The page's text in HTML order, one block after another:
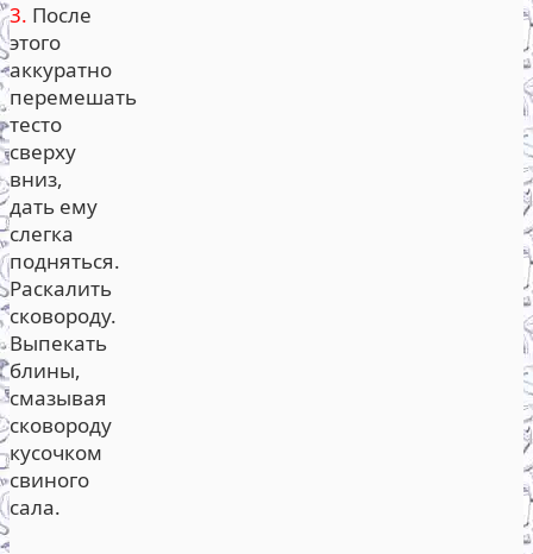
3. После
этого
аккуратно
перемешать
тесто
сверху
вниз,
дать ему
слегка
подняться.
Раскалить
сковороду.
Выпекать
блины,
смазывая
сковороду
кусочком
свиного
сала.